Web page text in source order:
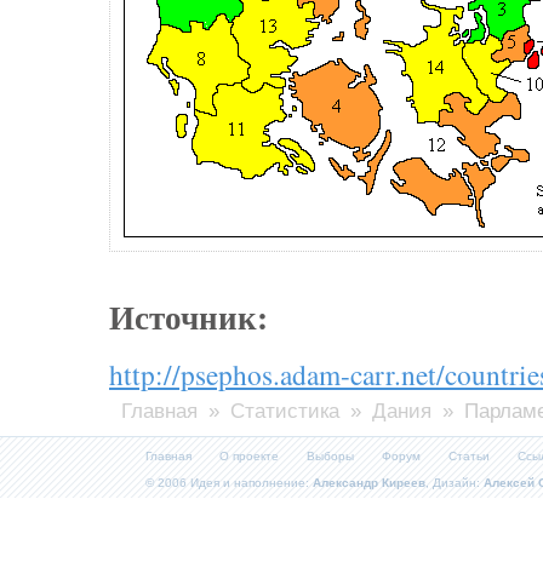
Источник:
http://psephos.adam-carr.net/
Главная » Статистика » Дания »
Главная О проекте Выборы Форум Статьи
© 2006 Идея и наполнение: Александр Киреев , Дизайн: Алексей